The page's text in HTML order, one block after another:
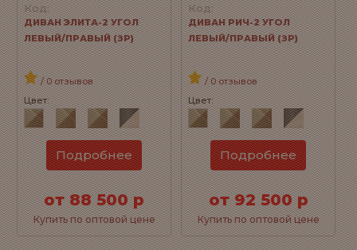
Код:
ДИВАН ЭЛИТА-2 УГОЛ
ЛЕВЫЙ/ПРАВЫЙ (ЗР)
/ 0 отзывов
Цвет:
Подробнее
от 88 500 р
Купить по оптовой цене
Код:
ДИВАН РИЧ-2 УГОЛ
ЛЕВЫЙ/ПРАВЫЙ (ЗР)
/ 0 отзывов
Цвет:
Подробнее
от 92 500 р
Купить по оптовой цене